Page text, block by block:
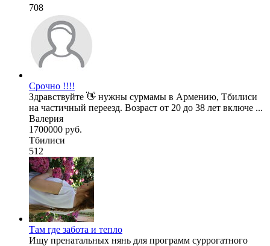
708
Срочно !!!!
Здравствуйте 👋 нужны сурмамы в Армению, Тбилиси
на частичный переезд. Возраст от 20 до 38 лет включе ...
Валерия
1700000 руб.
Тбилиси
512
Там где забота и тепло
Ищу пренатальных нянь для программ суррогатного